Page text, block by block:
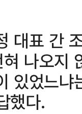
대표 간
나오지
있었느
했다.